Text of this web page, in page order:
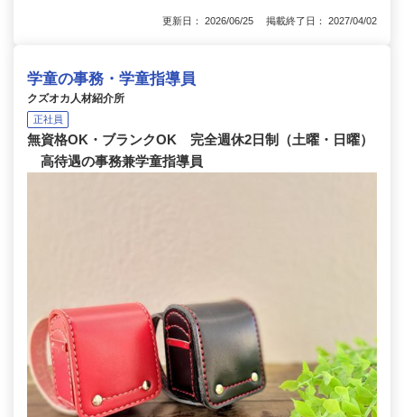
更新日： 2026/06/25 掲載終了日： 2027/04/02
学童の事務・学童指導員
クズオカ人材紹介所
正社員
無資格OK・ブランクOK 完全週休2日制（土曜・日曜）
高待遇の事務兼学童指導員